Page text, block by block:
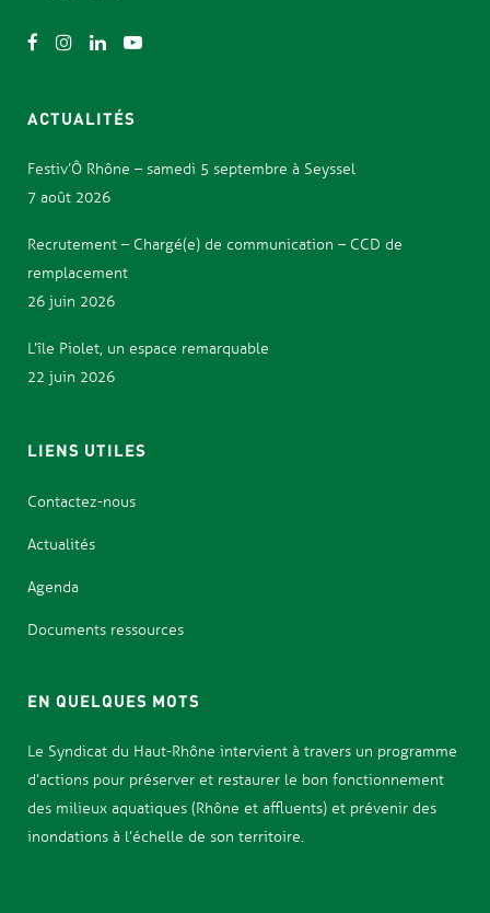
ACTUALITÉS
Festiv’Ô Rhône – samedi 5 septembre à Seyssel
7 août 2026
Recrutement – Chargé(e) de communication – CCD de
remplacement
26 juin 2026
L’île Piolet, un espace remarquable
22 juin 2026
LIENS UTILES
Contactez-nous
Actualités
Agenda
Documents ressources
EN QUELQUES MOTS
Le Syndicat du Haut-Rhône intervient à travers un programme
d’actions pour préserver et restaurer le bon fonctionnement
des milieux aquatiques (Rhône et affluents) et prévenir des
inondations à l’échelle de son territoire.